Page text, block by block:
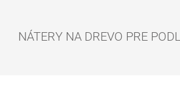
NÁTERY NA DREVO PRE